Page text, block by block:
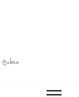
مطبخ